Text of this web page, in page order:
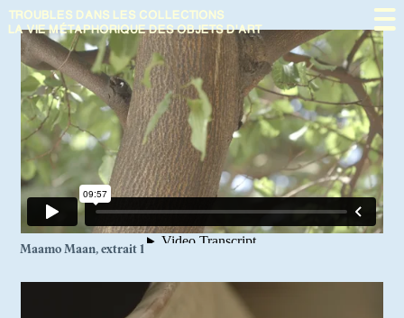
TROUBLES DANS LES COLLECTIONS
LA VIE MÉTAPHORIQUE DES OBJETS D'ART
Maamo Maan, extrait 1
Présentation
En débat
À propos
N. 09
RESTITUTION: SCENES FROM
MOZAMBIQUE